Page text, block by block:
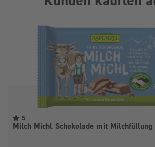
5
Milch Michl Schokolade mit Milchfüllung